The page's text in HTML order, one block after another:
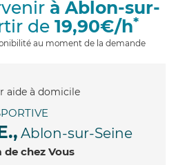
i
à Ablon-sur-
de 19,90€/h*
au moment de la demande
Ablon-sur-Seine
de chez Vous